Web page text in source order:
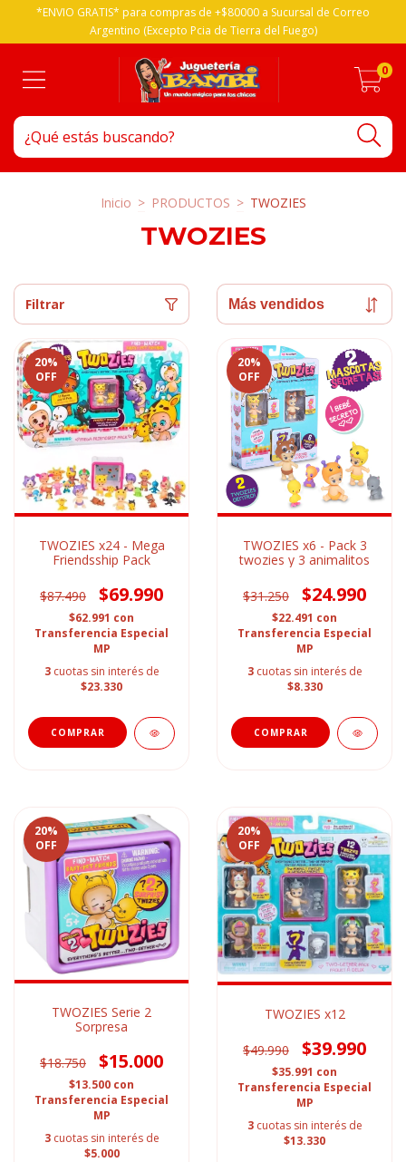
*ENVIO GRATIS* para compras de +$80000 a Sucursal de Correo
Argentino (Excepto Pcia de Tierra del Fuego)
0
Inicio > PRODUCTOS > TWOZIES
TWOZIES
Filtrar
20%
OFF
TWOZIES x24 - Mega
Friendsship Pack
$87.490 $69.990
$62.991 con
Transferencia Especial
MP
3 cuotas sin interés de
$23.330
20%
OFF
TWOZIES x6 - Pack 3
twozies y 3 animalitos
$31.250 $24.990
$22.491 con
Transferencia Especial
MP
3 cuotas sin interés de
$8.330
20%
OFF
TWOZIES Serie 2
Sorpresa
$18.750 $15.000
$13.500 con
Transferencia Especial
MP
3 cuotas sin interés de
$5.000
20%
OFF
TWOZIES x12
$49.990 $39.990
$35.991 con
Transferencia Especial
MP
3 cuotas sin interés de
$13.330